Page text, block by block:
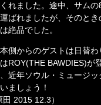
れました。途中、サム
ばれましたが、そのと
絶品でした。
側からのゲストは日替
ROY(THE BAWDIES)が
近年ソウル・ミュージ
ましょう！
田 2015 12.3）